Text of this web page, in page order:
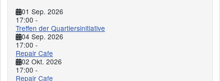
01 Sep. 2026
17:00 -
Treffen der Quartiersinitiative
04 Sep. 2026
17:00 -
Repair Cafe
02 Okt. 2026
17:00 -
Repair Cafe